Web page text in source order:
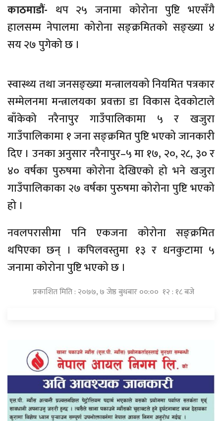
काठमाडौं- थप २५ जनामा कोरोना पुष्टि भएसँगै
हालसम्म नेपालमा कोरोना सङ्क्रमितको सङ्ख्या ४
सय २७ पुगेको छ ।
स्वास्थ्य तथा जनसङ्ख्या मन्त्रालयको नियमित पत्रकार
सम्मेलनमा मन्त्रालयका प्रवक्ता डा विकास देवकोटाले
बाँकेको नरैनापुर गाउँपालिकामा ५ र खजुरा
गाउँपालिकामा १ जना सङ्क्रमित पुष्टि भएको जानकारी
दिए । उनका अनुसार नरैनापुर–५ मा १७, २०, २८, ३० र
४० वर्षका पुरुषमा कोरोना देखिएको हो भने खजुरा
गाउँपालिकाका २७ वर्षका पुरुषमा कोरोना पुष्टि भएको
हो ।
नवलपरासीमा पनि एकजना कोरोना सङ्क्रमित
थपिएका छन् । कपिलवस्तुमा १३ र धनकुटामा ५
जनामा कोरोना पुष्टि भएको छ ।
प्रकाशित मिति : २०७७, ७ जेष्ठ बुधबार ००:०० १२ : १८ बजे